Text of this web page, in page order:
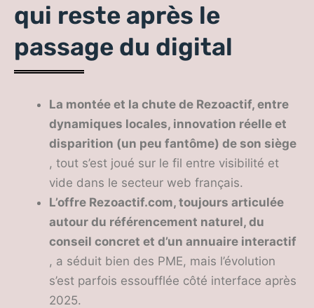
qui reste après le
passage du digital
La montée et la chute de Rezoactif, entre
dynamiques locales, innovation réelle et
disparition (un peu fantôme) de son siège
, tout s’est joué sur le fil entre visibilité et
vide dans le secteur web français.
L’offre Rezoactif.com, toujours articulée
autour du référencement naturel, du
conseil concret et d’un annuaire interactif
, a séduit bien des PME, mais l’évolution
s’est parfois essoufflée côté interface après
2025.